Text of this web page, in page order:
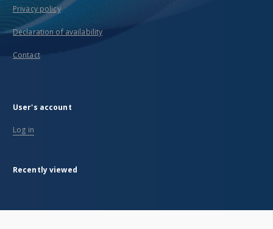
Privacy policy
Declaration of availability
Contact
User's account
Log in
Recently viewed